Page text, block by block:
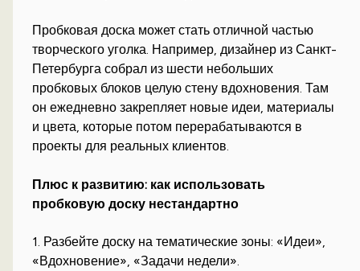
Пробковая доска может стать отличной частью
творческого уголка. Например, дизайнер из Санкт-
Петербурга собрал из шести небольших
пробковых блоков целую стену вдохновения. Там
он ежедневно закрепляет новые идеи, материалы
и цвета, которые потом перерабатываются в
проекты для реальных клиентов.
Плюс к развитию: как использовать
пробковую доску нестандартно
1. Разбейте доску на тематические зоны: «Идеи»,
«Вдохновение», «Задачи недели».